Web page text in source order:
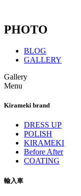
PHOTO
BLOG
GALLERY
Gallery
Menu
Kirameki brand
DRESS UP
POLISH
KIRAMEKI
Before After
COATING
輸入車